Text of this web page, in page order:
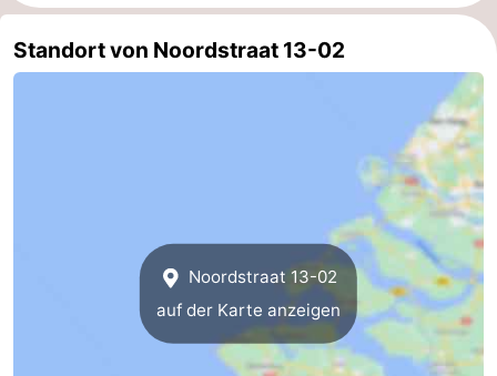
Zierikzee
-
Standort von Noordstraat 13-02
Noordstraat 13-02
auf der Karte anzeigen